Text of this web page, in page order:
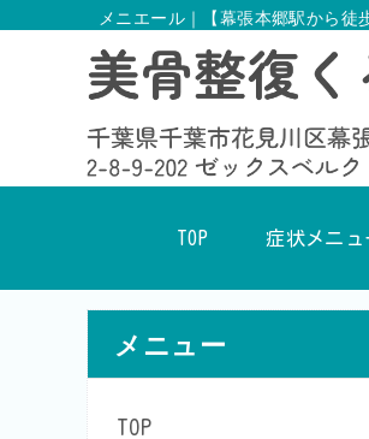
メニエール｜【幕張本郷駅から
TOP 症状メニュ
メニュー
TOP